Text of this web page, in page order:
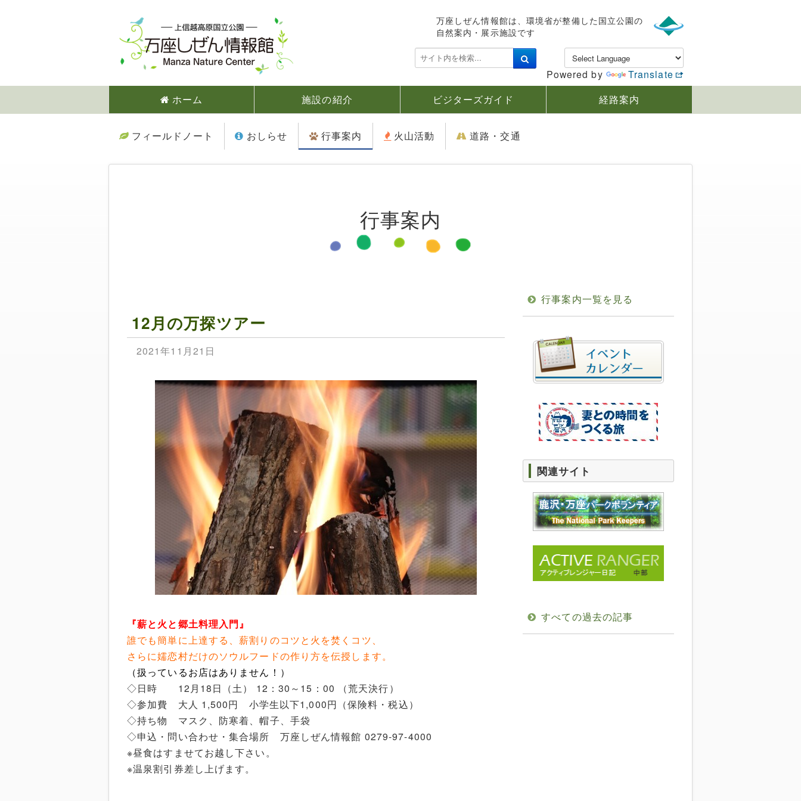
万座しぜん情報館は、環境省が整備した国立公園の
自然案内・展示施設です
検
索
Powered by
Translate
ホーム
施設の紹介 ビジターズガイド 経路案内
フィールドノート おしらせ 行事案内 火山活動 道路・交通
行事案内
12月の万探ツアー
2021年11月21日
『薪と火と郷土料理入門』
誰でも簡単に上達する、薪割りのコツと火を焚くコツ、
さらに嬬恋村だけのソウルフードの作り方を伝授します。
（扱っているお店はありません！）
◇日時 12月18日（土） 12：30～15：00 （荒天決行）
◇参加費 大人 1,500円 小学生以下1,000円（保険料・税込）
◇持ち物 マスク、防寒着、帽子、手袋
◇申込・問い合わせ・集合場所 万座しぜん情報館 0279-97-4000
※昼食はすませてお越し下さい。
※温泉割引券差し上げます。
行事案内一覧を見る
関連サイト
すべての過去の記事